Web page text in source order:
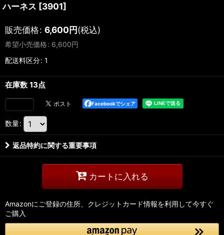
ハーネス [3901]
販売価格: 6,600円(税込)
希望小売価格: 6,600円
配送料区分: 1
在庫数 13点
Facebookでシェア
数量:
返品特約に関する重要事項
カートに入れる
Amazonにご登録の住所、クレジットカード情報を利用して今すぐ
ご購入